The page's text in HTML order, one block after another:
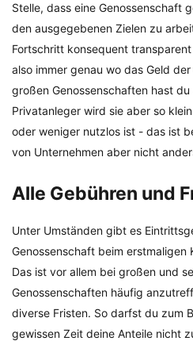
Stelle, dass eine Genossenschaft
den ausgegebenen Zielen zu
Fortschritt konsequent
also immer genau wo das Geld
großen Genossenschaften hast
Privatanleger wird sie aber so
oder weniger nutzlos ist - das ist
von Unternehmen aber nicht
Alle Gebühren und
Unter Umständen gibt es
Genossenschaft beim erstmaligen
Das ist vor allem bei großen und
Genossenschaften häufig
diverse Fristen. So darfst du zum
gewissen Zeit deine Anteile nicht